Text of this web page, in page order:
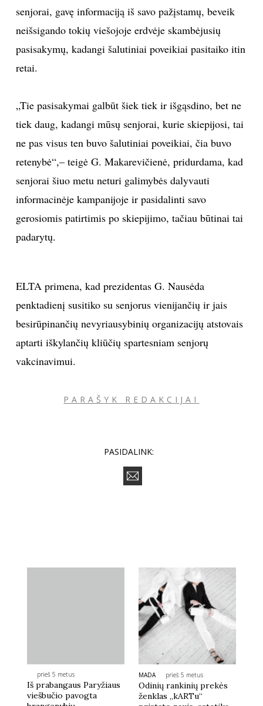
PRENUMERUOK
NAUJIENLAIŠKĮ
Jūs sutinkate su
taisyklėmis
senjorai, gavę informaciją iš savo pažįstamų, beveik
neišsigando tokių viešojoje erdvėje skambėjusių
pasisakymų, kadangi šalutiniai poveikiai pasitaiko itin
retai.
„Tie pasisakymai galbūt šiek tiek ir išgąsdino, bet ne
tiek daug, kadangi mūsų senjorai, kurie skiepijosi, tai
ne pas visus ten buvo šalutiniai poveikiai, čia buvo
retenybė“,– teigė G. Makarevičienė, pridurdama, kad
senjorai šiuo metu neturi galimybės dalyvauti
informacinėje kampanijoje ir pasidalinti savo
gerosiomis patirtimis po skiepijimo, tačiau būtinai tai
padarytų.
ELTA primena, kad prezidentas G. Nausėda
penktadienį susitiko su senjorus vienijančių ir jais
besirūpinančių nevyriausybinių organizacijų atstovais
aptarti iškylančių kliūčių spartesniam senjorų
vakcinavimui.
PARAŠYK REDAKCIJAI
PASIDALINK:
prieš 5 metus
Iš prabangaus Paryžiaus
viešbučio pavogta
MADA prieš 5 metus
Odinių rankinių prekės
ženklas „kARTu“